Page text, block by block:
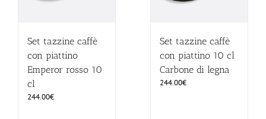
Set tazzine caffè
con piattino
Emperor rosso 10
cl
244.00€
Set tazzine caffè
con piattino 10 cl
Carbone di legna
244.00€